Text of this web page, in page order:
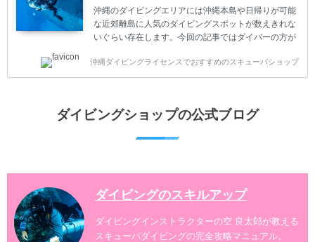
危険な思いをしてしまうかもしれません。 今回は現地
ダイビング...
沖縄のダイビングエリアには沖縄本島や日帰りが可能
な近郊離島に人気のダイビングスポットが数えきれな
いぐらい存在します。今回の記事ではダイバーの方が
グスポットを紹介します。 当スクールは、沖縄本島で
は北谷町、嘉手納町、読谷村、恩納村、名護市、本部
案内しております。 ダイビングライセンスをお持ちの
沖縄ダイビングライセンスでおすすめのスキューバショップ
ダイビングショップの公式ブログ
ダイビングのスキルアップ
ダイビングインストラクターの空 良太郎が教える
スキューバダイビングの完全攻略マニュアル。